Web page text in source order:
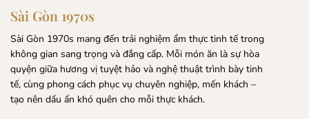
Sài Gòn 1970s
Sài Gòn 1970s mang đến trải nghiệm ẩm thực tinh tế trong
không gian sang trọng và đẳng cấp. Mỗi món ăn là sự hòa
quyện giữa hương vị tuyệt hảo và nghệ thuật trình bày tinh
tế, cùng phong cách phục vụ chuyên nghiệp, mến khách –
tạo nên dấu ấn khó quên cho mỗi thực khách.